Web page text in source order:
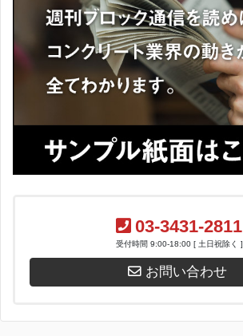
03-3431-2811
受付時間 9:00-18:00 [ 土日祝除く ]
お問い合わせ